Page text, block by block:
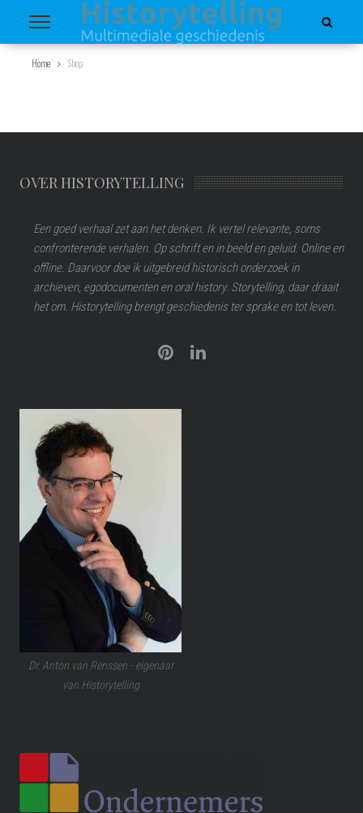
Home Shop
OVER HISTORYTELLING
Een goed verhaal zet aan het denken. Ik vertel relevante, soms
confronterende verhalen. Op schrift en in beeld en geluid. Online en
offline. Daarvoor doe ik uitgebreid historisch onderzoek in
archieven, egodocumenten en oral history. Storytelling, daar draait
het om. Historytelling brengt geschiedenis ter sprake en tot leven.
Dr. Anton van Renssen - eigenaar
van Historytelling